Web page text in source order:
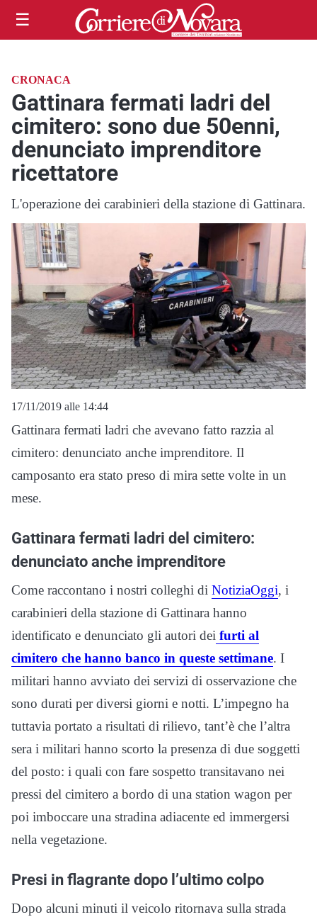
☰
CRONACA
Gattinara fermati ladri del
cimitero: sono due 50enni,
denunciato imprenditore
ricettatore
L'operazione dei carabinieri della stazione di Gattinara.
17/11/2019 alle 14:44
Gattinara fermati ladri che avevano fatto razzia al
cimitero: denunciato anche imprenditore. Il
camposanto era stato preso di mira sette volte in un
mese.
Gattinara fermati ladri del cimitero:
denunciato anche imprenditore
Come raccontano i nostri colleghi di NotiziaOggi, i
carabinieri della stazione di Gattinara hanno
identificato e denunciato gli autori dei furti al
cimitero che hanno banco in queste settimane. I
militari hanno avviato dei servizi di osservazione che
sono durati per diversi giorni e notti. L’impegno ha
tuttavia portato a risultati di rilievo, tant’è che l’altra
sera i militari hanno scorto la presenza di due soggetti
del posto: i quali con fare sospetto transitavano nei
pressi del cimitero a bordo di una station wagon per
poi imboccare una stradina adiacente ed immergersi
nella vegetazione.
Presi in flagrante dopo l’ultimo colpo
Dopo alcuni minuti il veicolo ritornava sulla strada